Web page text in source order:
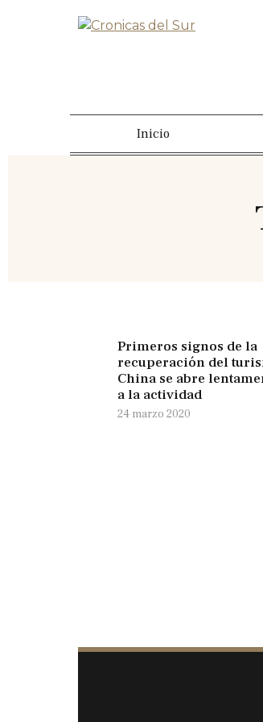
Inicio
Primeros signos de la
recuperación del
China se abre
a la actividad
24 marzo 2020